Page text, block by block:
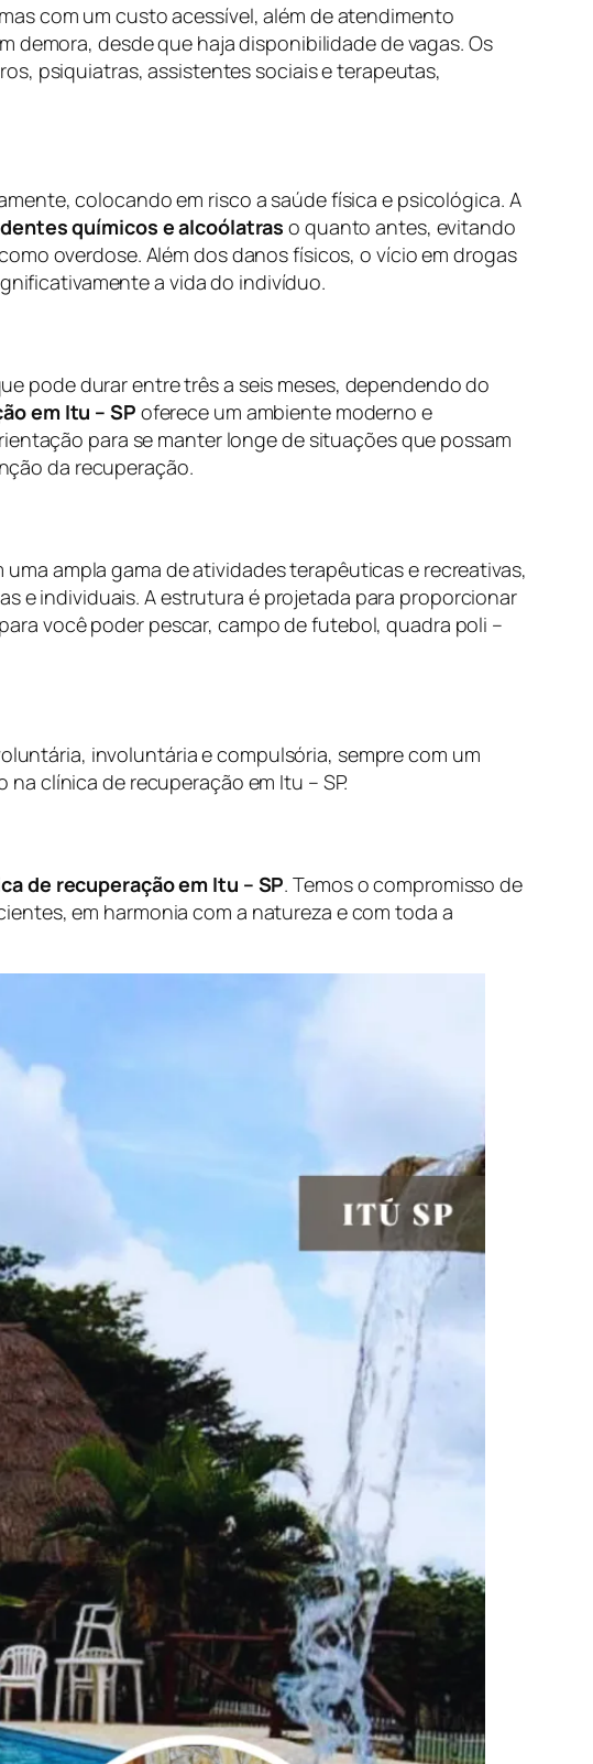
com um custo acessível, além de atendimento
demora, desde que haja disponibilidade de vagas. Os
psiquiatras, assistentes sociais e terapeutas,
colocando em risco a saúde física e psicológica. A
químicos e alcoólatras o quanto antes, evitando
overdose. Além dos danos físicos, o vício em drogas
a vida do indivíduo.
pode durar entre três a seis meses, dependendo do
em Itu – SP oferece um ambiente moderno e
para se manter longe de situações que possam
da recuperação.
ampla gama de atividades terapêuticas e recreativas,
e individuais. A estrutura é projetada para proporcionar
você poder pescar, campo de futebol, quadra poli –
involuntária e compulsória, sempre com um
clínica de recuperação em Itu – SP.
de recuperação em Itu – SP. Temos o compromisso de
em harmonia com a natureza e com toda a